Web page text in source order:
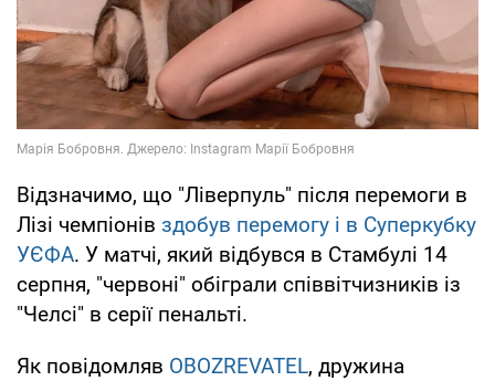
Відзначимо, що "Ліверпуль" після перемоги в
Лізі чемпіонів здобув перемогу і в Суперкубку
УЄФА. У матчі, який відбувся в Стамбулі 14
серпня, "червоні" обіграли співвітчизників із
"Челсі" в серії пенальті.
Як повідомляв OBOZREVATEL, дружина